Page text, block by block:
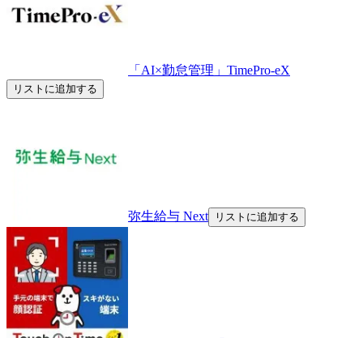
「AI×勤怠管理」TimePro-eX
リストに追加する
弥生給与 Next リストに追加する